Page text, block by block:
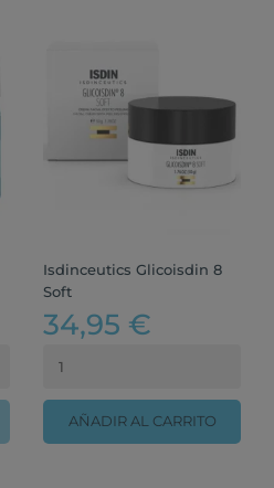
Isdinceutics Glicoisdin 8
Soft
34,95 €
AÑADIR AL CARRITO